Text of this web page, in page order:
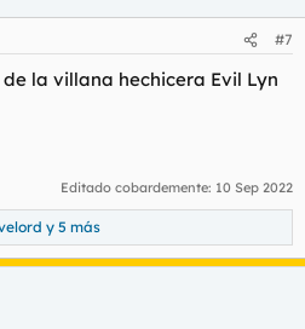
#7
la villana hechicera Evil Lyn
Editado cobardemente: 10 Sep 2022
y 5 más